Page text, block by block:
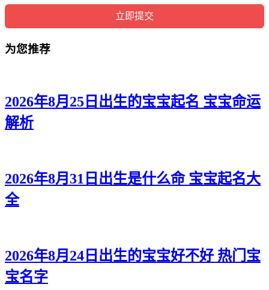
24、钰恬、艺薇、泉雄、莉忆
25、兰昕、琦恬、夫姗、云辰
27、璇璐、冰正、尚弘、歆庚
28、奕如、璐菲、颜浩、娇伦
30、绿悠、敏雅、俊奕、俊俊
31、楚雯、莹媱、蕊桦、锦浩
34、淇枫、茜熙、安翰、海博
为您推荐
2026年8月25日出生的宝宝起名 宝宝命运
解析
2026年8月31日出生是什么命 宝宝起名大
全
2026年8月24日出生的宝宝好不好 热门宝
宝名字